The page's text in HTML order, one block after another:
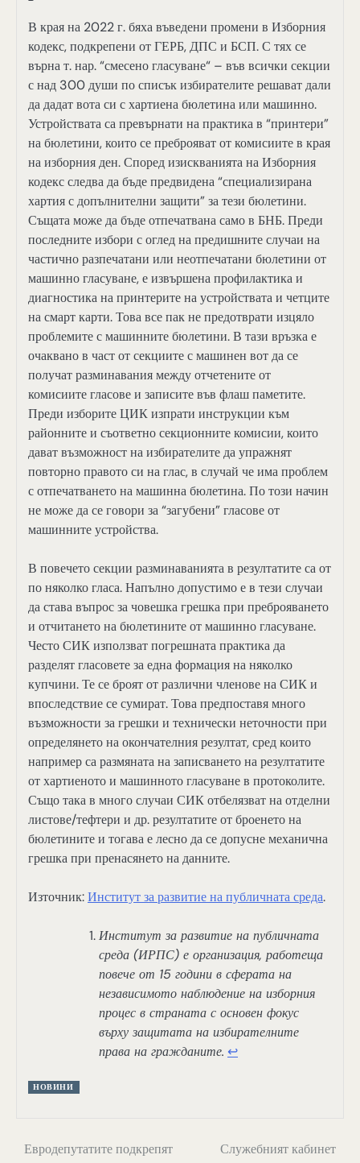
В края на 2022 г. бяха въведени промени в Изборния
кодекс, подкрепени от ГЕРБ, ДПС и БСП. С тях се
върна т. нар. “смесено гласуване“ – във всички секции
с над 300 души по списък избирателите решават дали
да дадат вота си с хартиена бюлетина или машинно.
Устройствата са превърнати на практика в “принтери”
на бюлетини, които се преброяват от комисиите в края
на изборния ден. Според изискванията на Изборния
кодекс следва да бъде предвидена “специализирана
хартия с допълнителни защити” за тези бюлетини.
Същата може да бъде отпечатвана само в БНБ. Преди
последните избори с оглед на предишните случаи на
частично разпечатани или неотпечатани бюлетини от
машинно гласуване, е извършена профилактика и
диагностика на принтерите на устройствата и четците
на смарт карти. Това все пак не предотврати изцяло
проблемите с машинните бюлетини. В тази връзка е
очаквано в част от секциите с машинен вот да се
получат разминавания между отчетените от
комисиите гласове и записите във флаш паметите.
Преди изборите ЦИК изпрати инструкции към
районните и съответно секционните комисии, които
дават възможност на избирателите да упражнят
повторно правото си на глас, в случай че има проблем
с отпечатването на машинна бюлетина. По този начин
не може да се говори за “загубени” гласове от
машинните устройства.
В повечето секции разминаванията в резултатите са от
по няколко гласа. Напълно допустимо е в тези случаи
да става въпрос за човешка грешка при преброяването
и отчитането на бюлетините от машинно гласуване.
Често СИК използват погрешната практика да
разделят гласовете за една формация на няколко
купчини. Те се броят от различни членове на СИК и
впоследствие се сумират. Това предпоставя много
възможности за грешки и технически неточности при
определянето на окончателния резултат, сред които
например са размяната на записването на резултатите
от хартиеното и машинното гласуване в протоколите.
Също така в много случаи СИК отбелязват на отделни
листове/тефтери и др. резултатите от броенето на
бюлетините и тогава е лесно да се допусне механична
грешка при пренасянето на данните.
Източник:Институт за развитие на публичната среда.
Институт за развитие на публичната
среда (ИРПС) е организация, работеща
повече от 15 години в сферата на
независимото наблюдение на изборния
процес в страната с основен фокус
върху защитата на избирателните
права на гражданите. ↩︎
НОВИНИ
Навигация
Евродепутатите подкрепят
Служебният кабинет